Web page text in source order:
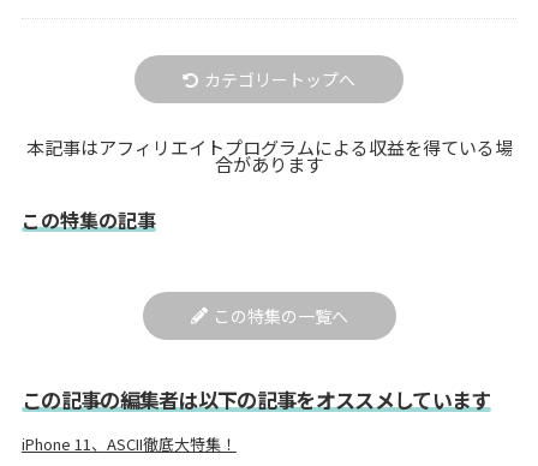
カテゴリートップへ
本記事はアフィリエイトプログラムによる収益を得ている場
合があります
この特集の記事
この特集の一覧へ
この記事の編集者は以下の記事をオススメしています
iPhone 11、ASCII徹底大特集！